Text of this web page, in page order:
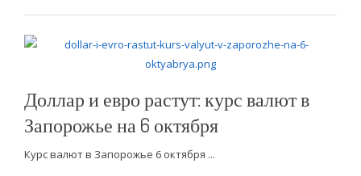
Доллар и евро растут: курс валют в
Запорожье на 6 октября
Курс валют в Запорожье 6 октября ...